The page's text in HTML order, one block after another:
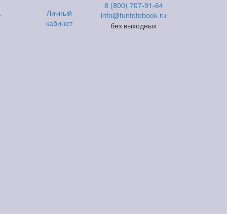
Личный
кабинет
8 (800) 707-91-64
info@funfotobook.ru
без выходных